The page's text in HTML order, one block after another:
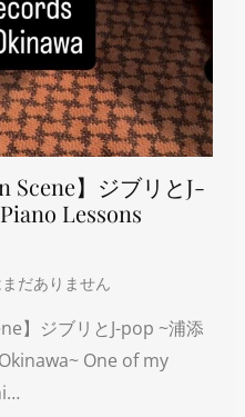
Scene】ジブリとJ-
Lessons
だありません
】ジブリとJ-pop ~浦添
One of my